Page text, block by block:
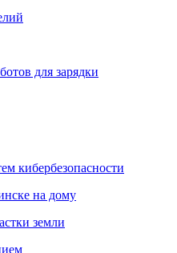
для зарядки
кибербезопасности
на дому
земли